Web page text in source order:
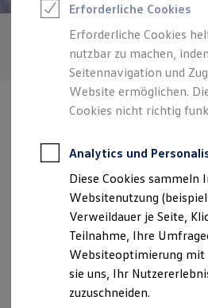
Leasing
Leasing-Angebote
Gebrauchtwagen
Junge
Elektroauto Leasing
Kleinwagen-Leasing
Leasing ohne
Finanzierung
Kfz-Versicherung
Garantien
Wartungsverträge
Geschäftskunden
Professional Class
Großkunden
Behörden
Direktkunden
Sonderfahrzeuge
Anpfiff zum Gewinn
Verantwortlich für die Inhalte auf dieser
Christopher Stich GmbH (Impressum &
Frankfurter Straße 119,
Erforderliche Cookies
Erforderliche Cookies
nutzbar zu machen,
Seitennavigation und
Website ermöglichen.
Cookies nicht richtig
Analytics und
Diese Cookies
Websitenutzung
Verweildauer je Seite,
Teilnahme, Ihre
Websiteoptimierung mit
sie uns, Ihr
zuzuschneiden.